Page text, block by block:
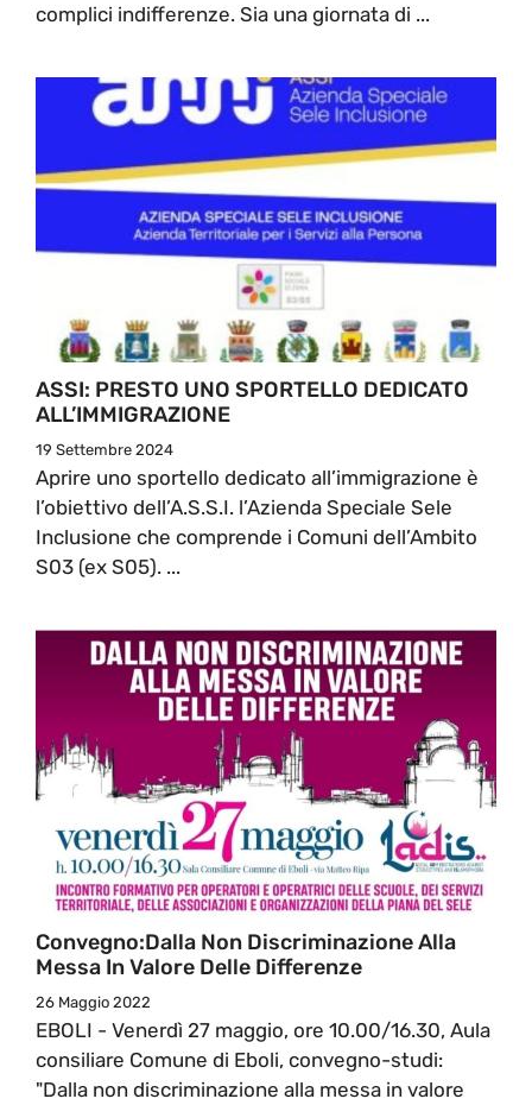
complici indifferenze. Sia una giornata di ...
ASSI: PRESTO UNO SPORTELLO DEDICATO
ALL’IMMIGRAZIONE
19 Settembre 2024
Aprire uno sportello dedicato all’immigrazione è
l’obiettivo dell’A.S.S.I. l’Azienda Speciale Sele
Inclusione che comprende i Comuni dell’Ambito
S03 (ex S05). ...
Convegno:Dalla Non Discriminazione Alla
Messa In Valore Delle Differenze
26 Maggio 2022
EBOLI - Venerdì 27 maggio, ore 10.00/16.30, Aula
consiliare Comune di Eboli, convegno-studi:
"Dalla non discriminazione alla messa in valore